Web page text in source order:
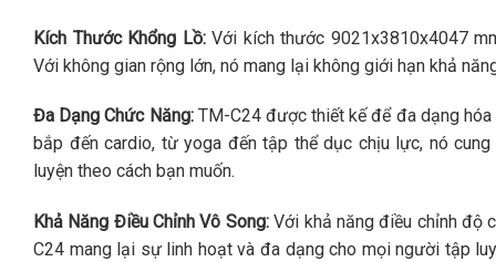
Kích Thước Khổng Lồ:Với kích thước 9021x3810x4047
Với không gian rộng lớn, nó mang lại không giới hạn khả
Đa Dạng Chức Năng:TM-C24 được thiết kế để đa dạng
bắp đến cardio, từ yoga đến tập thể dục chịu lực, nó
luyện theo cách bạn muốn.
Khả Năng Điều Chỉnh Vô Song:Với khả năng điều chỉnh độ
C24 mang lại sự linh hoạt và đa dạng cho mọi người tập